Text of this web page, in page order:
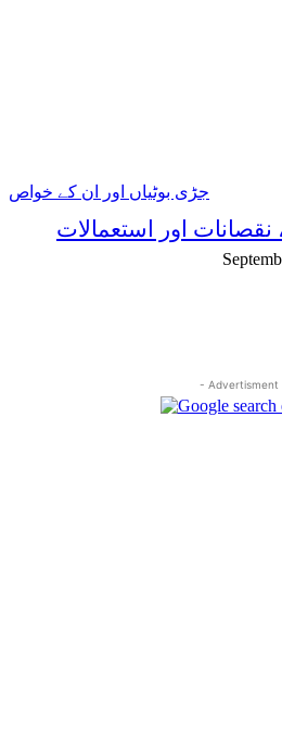
جڑی بوٹیاں اور ان کے خواص
اور استعمالات
- Advertisment